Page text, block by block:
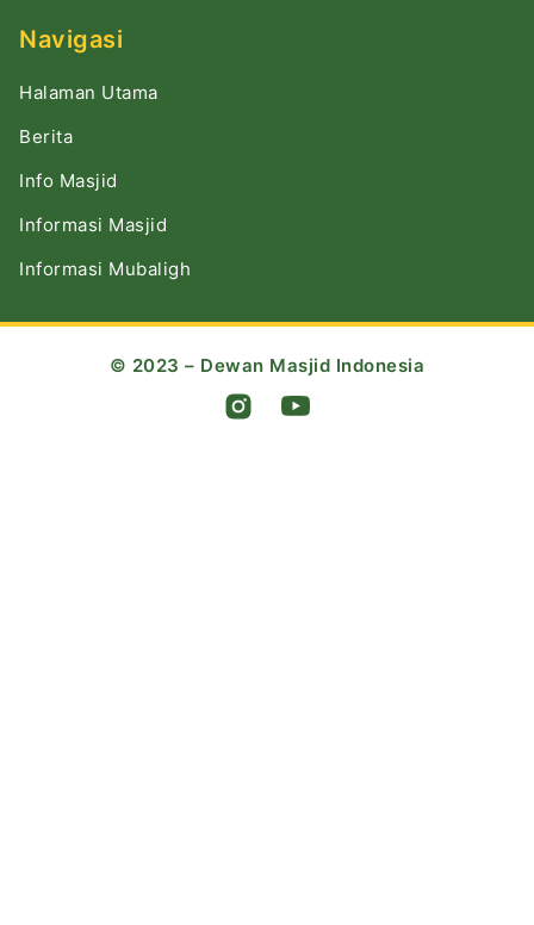
Navigasi
Halaman Utama
Berita
Info Masjid
Informasi Masjid
Informasi Mubaligh
© 2023 – Dewan Masjid Indonesia